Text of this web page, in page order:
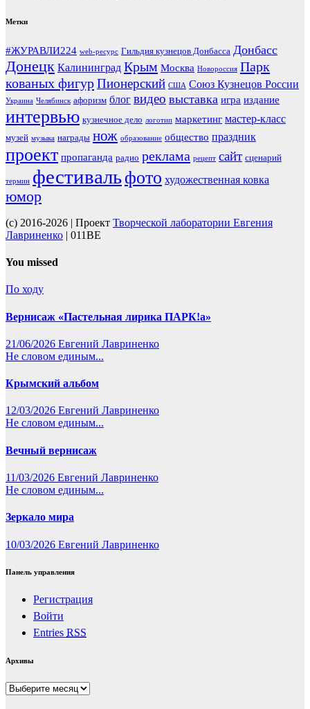
Метки
#ЖУРАВЛИ224 web-ресурс Гильдия кузнецов Донбасса Донбасс
Донецк Калининград Крым Москва Новороссия Парк
кованых фигурПионерский США Союз Кузнецов России
Украина Челябинск афоризм блог видео выставка игра издание
интервью кузнечное дело логотип маркетинг мастер-класс
музей музыка награды нож образование общество праздник
проект пропаганда радио реклама рецепт сайт сценарий
термин фестивальфото художественная ковка
юмор
(c) 2016-2026 | Проект Творческой лаборатории Евгения
Лавриненко | 011BE
You missed
По ходу
Вернисаж «Пастельная лирика ПАРК!а»
21/06/2026 Евгений Лавриненко
Не словом единым...
Крымский альбом
12/03/2026 Евгений Лавриненко
Не словом единым...
Вечный вернисаж
11/03/2026 Евгений Лавриненко
Не словом единым...
Зеркало мира
10/03/2026 Евгений Лавриненко
Панель управления
Регистрация
Войти
Entries RSS
Архивы
Архивы